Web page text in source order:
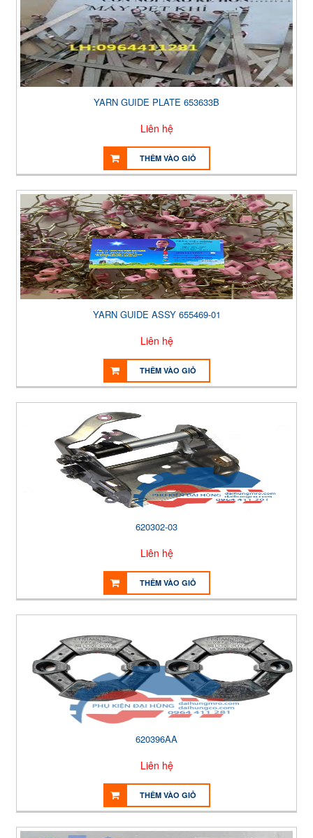
YARN GUIDE PLATE 653633B
Liên hệ
THÊM VÀO GIỎ
YARN GUIDE ASSY 655469-01
Liên hệ
THÊM VÀO GIỎ
620302-03
Liên hệ
THÊM VÀO GIỎ
620396AA
Liên hệ
THÊM VÀO GIỎ